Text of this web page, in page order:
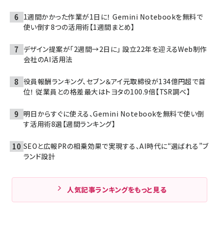
1週間かかった作業が1日に！ Gemini Notebookを無料で
使い倒す8つの活用術【1週間まとめ】
デザイン提案が「2週間→2日に」 設立22年を迎えるWeb制作
会社のAI活用法
役員報酬ランキング、セブン＆アイ元取締役が134億円超で首
位！ 従業員との格差最大はトヨタの100.9倍【TSR調べ】
明日からすぐに使える、Gemini Notebookを無料で使い倒
す活用術8選【週間ランキング】
SEOと広報PRの相乗効果で実現する、AI時代に“選ばれる”ブ
ランド設計
人気記事ランキングをもっと見る